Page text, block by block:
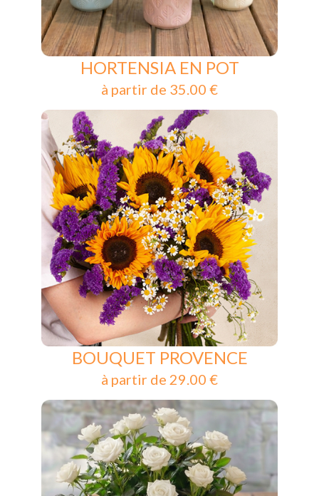
HORTENSIA EN POT
à partir de 35.00 €
BOUQUET PROVENCE
à partir de 29.00 €